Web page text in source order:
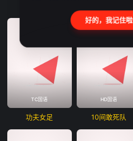
TC国语
功夫女足
HD国语
10间敢死队
好的，我记住啦